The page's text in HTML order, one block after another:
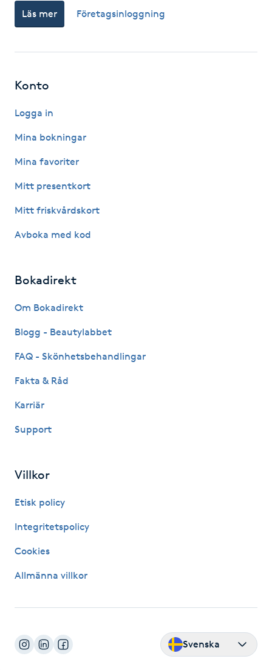
Gellack med förstärkning
Gravidmassage
Gravidyoga
Gruppträning
Headspa
Herrklippning
HIFU
Hot Stone Massage
Hot yoga
Hudföryngring
Huduppstramning
Hyaluronsyra
Hyperhidros
Hypnos
Läs mer Företagsinloggning
Konto
Logga in
Mina bokningar
Mina favoriter
Mitt presentkort
Mitt friskvårdskort
Avboka med kod
Bokadirekt
Om Bokadirekt
Blogg - Beautylabbet
FAQ - Skönhetsbehandlingar
Fakta & Råd
Karriär
Support
Villkor
Etisk policy
Integritetspolicy
Cookies
Allmänna villkor
Svenska